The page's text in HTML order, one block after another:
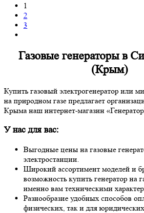
1
2
3
Газовые генераторы в
(Крым)
Купить газовый электрогенератор или
на природном газе предлагает
Крыма наш интернет-магазин
У нас для вас:
Выгодные цены на газовые
электростанции.
Широкий ассортимент моделей и
возможность купить генератор на
именно вам техническими
Разнообразие удобных способов
физических, так и для